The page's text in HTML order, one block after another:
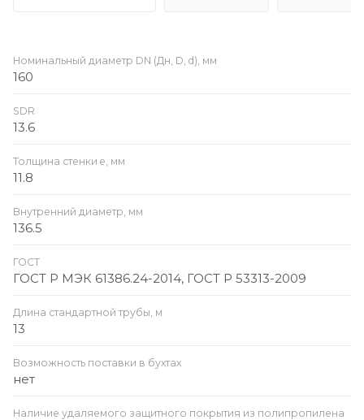
Номинальный диаметр DN (Дн, D, d), мм
160
SDR
13.6
Толщина стенки e, мм
11.8
Внутренний диаметр, мм
136.5
ГОСТ
ГОСТ Р МЭК 61386.24-2014, ГОСТ Р 53313-2009
Длина стандартной трубы, м
13
Возможность поставки в бухтах
нет
Наличие удаляемого защитного покрытия из полипропилена